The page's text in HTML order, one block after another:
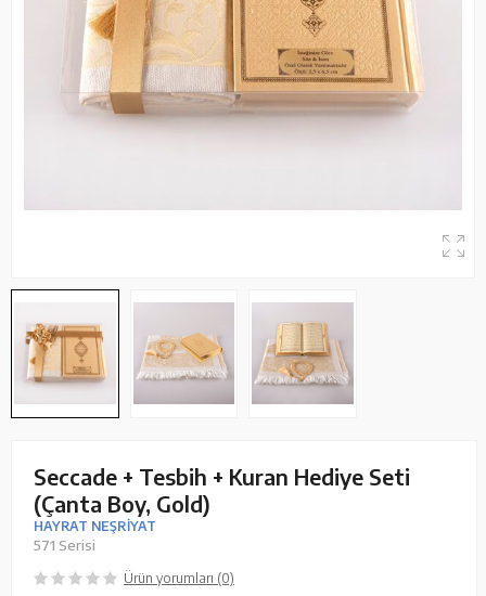
Seccade + Tesbih + Kuran Hediye Seti
(Çanta Boy, Gold)
HAYRAT NEŞRİYAT
571 Serisi
Ürün yorumları (0)